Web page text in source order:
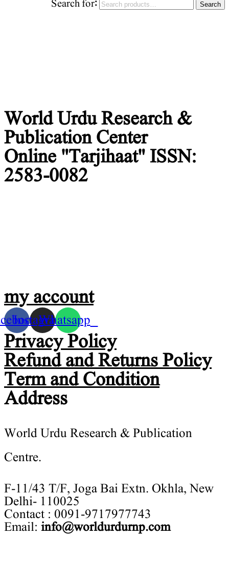
Search
World Urdu Research &
Publication Center
Online "Tarjihaat" ISSN:
2583-0082
my account
InstagramWhatsapp
Privacy Policy
Refund and Returns Policy
Term and Condition
Address
World Urdu Research & Publication
Centre.
F-11/43 T/F, Joga Bai Extn. Okhla, New
Delhi- 110025
Contact : 0091-9717977743
Email: info@worldurdurnp.com